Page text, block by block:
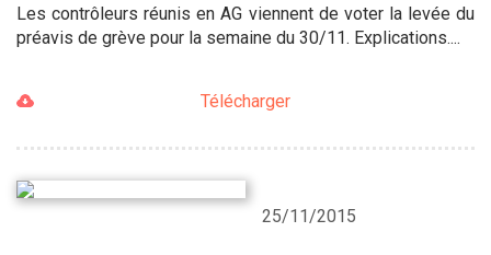
Les contrôleurs réunis en AG viennent de voter la levée du
préavis de grève pour la semaine du 30/11. Explications....
Télécharger
25/11/2015